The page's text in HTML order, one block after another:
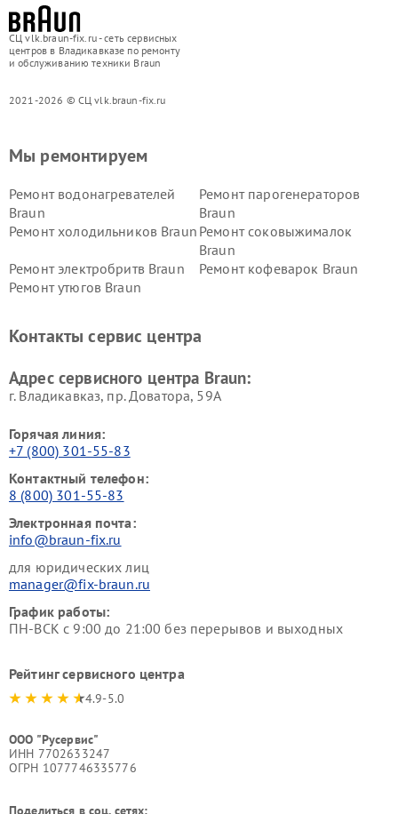
СЦ vlk.braun-fix.ru - сеть сервисных
центров в Владикавказе по ремонту
и обслуживанию техники Braun
2021-2026 © СЦ vlk.braun-fix.ru
Мы ремонтируем
Ремонт водонагревателей
Braun
Ремонт парогенераторов
Braun
Ремонт холодильников Braun Ремонт соковыжималок
Braun
Ремонт электробритв Braun
Ремонт кофеварок Braun
Ремонт утюгов Braun
Контакты сервис центра
Адрес сервисного центра Braun:
г. Владикавказ, пр. Доватора, 59А
Горячая линия:
+7 (800) 301-55-83
Контактный телефон:
8 (800) 301-55-83
Электронная почта:
info@braun-fix.ru
для юридических лиц
manager@fix-braun.ru
График работы:
ПН-ВСК с 9:00 до 21:00 без перерывов и выходных
Рейтинг сервисного центра
4.9-5.0
ООО "Русервис"
ИНН 7702633247
ОГРН 1077746335776
Поделиться в соц. сетях: